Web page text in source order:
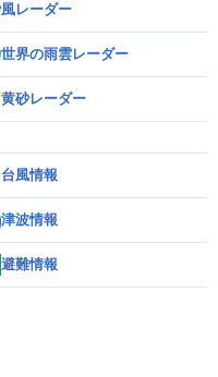
風レーダー
世界の雨雲レーダー
黄砂レーダー
台風情報
津波情報
避難情報